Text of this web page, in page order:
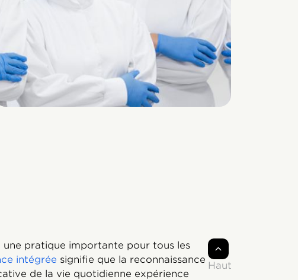
une pratique importante pour tous les
intégrée signifie que la reconnaissance
de la vie quotidienne expérience
Haut